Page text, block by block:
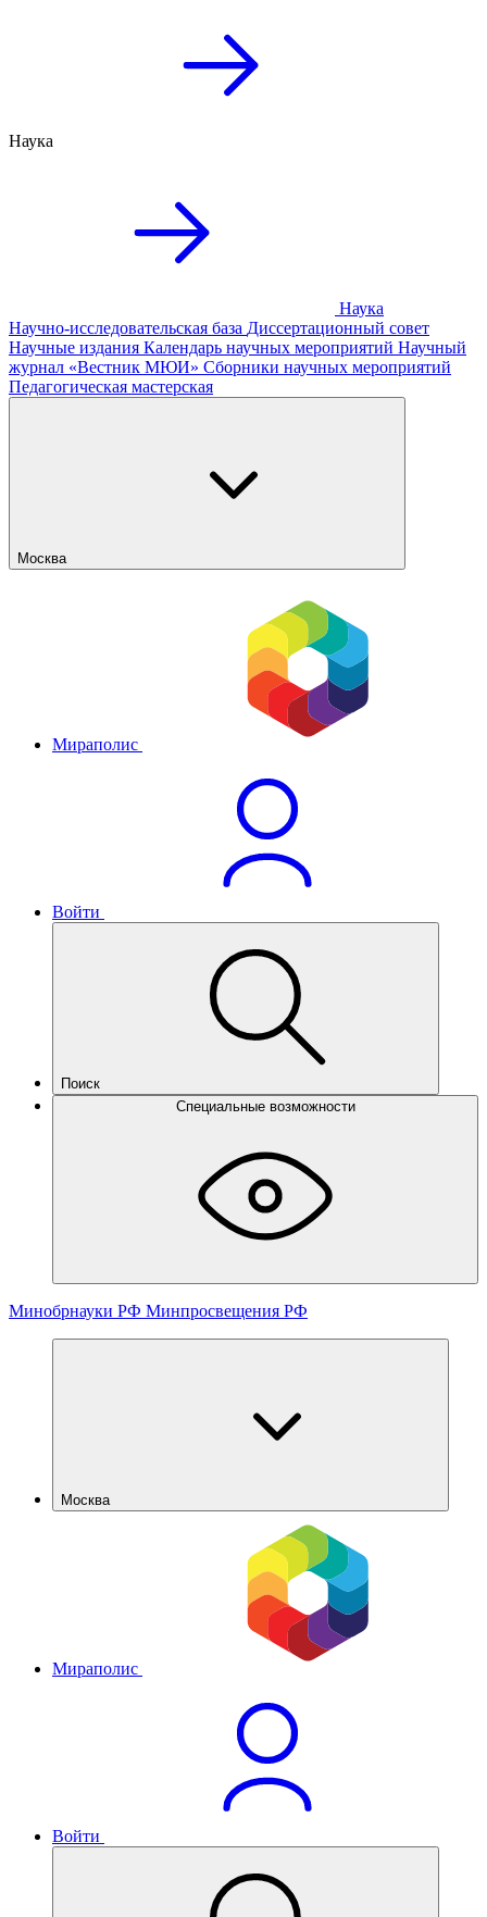
Наука
Наука
Научно-исследовательская база Диссертационный совет
Научные издания Календарь научных мероприятий Научный
журнал «Вестник МЮИ» Сборники научных мероприятий
Педагогическая мастерская
Москва
Мираполис
Войти
Поиск
Специальные возможности
Минобрнауки РФ Минпросвещения РФ
Москва
Мираполис
Войти